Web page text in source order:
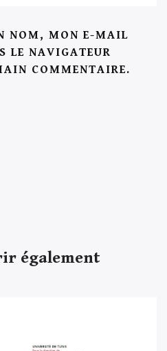
NOM, MON E-MAIL
LE NAVIGATEUR
COMMENTAIRE.
également